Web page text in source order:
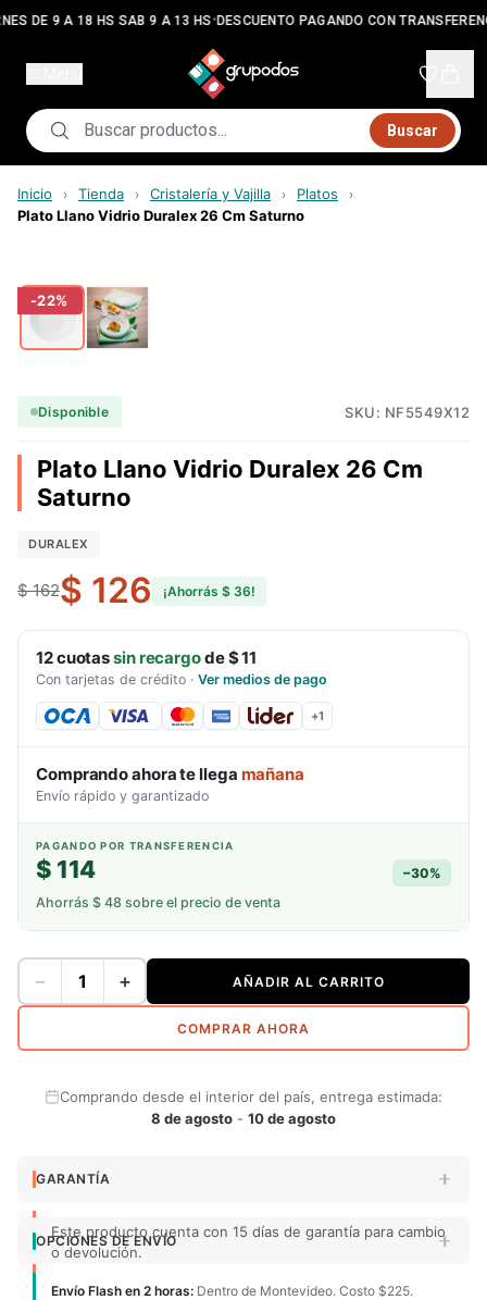
DE 9 A 18 HS SAB 9 A 13 HS•DESCUENTO PAGANDO CON
Buscar
Inicio › Tienda › Cristalería y Vajilla › Platos ›
Plato Llano Vidrio Duralex 26 Cm Saturno
-22%
Disponible SKU: NF5549X12
Plato Llano Vidrio Duralex 26 Cm
Saturno
DURALEX
$ 162$ 126 ¡Ahorrás $ 36!
12cuotassin recargode$ 11
Con tarjetas de crédito · Ver medios de pago
+1
Comprando ahora te llega mañana
Envío rápido y garantizado
PAGANDO POR TRANSFERENCIA
$ 114 −30%
Ahorrás $ 48 sobre el precio de venta
− + AÑADIR AL CARRITO
COMPRAR AHORA
Comprando desde el interior del país, entrega estimada:
8 de agosto - 10 de agosto
GARANTÍA
Este producto cuenta con 15 días de garantía para cambio
o devolución.
OPCIONES DE ENVÍO
Envío Flash en 2 horas: Dentro de Montevideo. Costo $225.